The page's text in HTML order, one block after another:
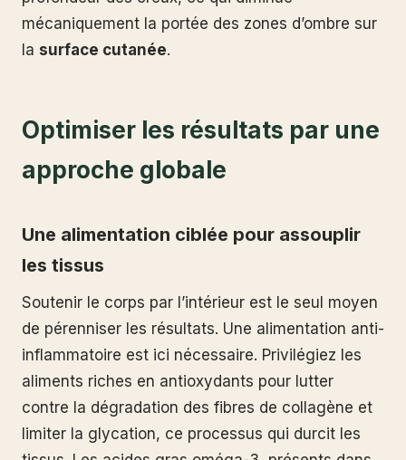
mécaniquement la portée des zones d’ombre sur
la surface cutanée.
Optimiser les résultats par une
approche globale
Une alimentation ciblée pour assouplir
les tissus
Soutenir le corps par l’intérieur est le seul moyen
de pérenniser les résultats. Une alimentation anti-
inflammatoire est ici nécessaire. Privilégiez les
aliments riches en antioxydants pour lutter
contre la dégradation des fibres de collagène et
limiter la glycation, ce processus qui durcit les